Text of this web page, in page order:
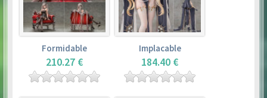
Formidable
210.27 €
Implacable
184.40 €